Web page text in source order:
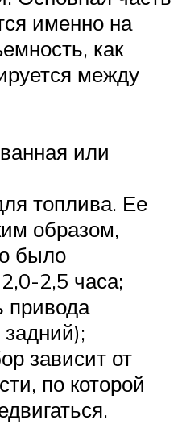
именно на
как
между
или
топлива. Ее
образом,
было
2,5 часа;
привода
зависит от
по которой